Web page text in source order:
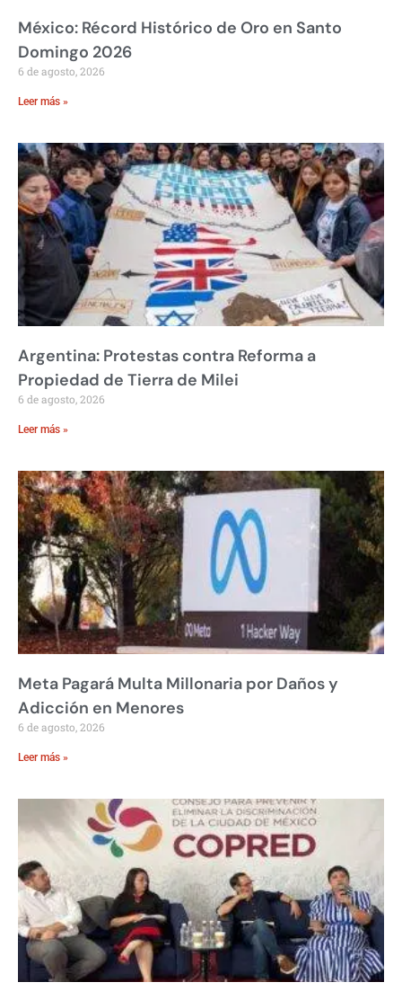
México: Récord Histórico de Oro en Santo
Domingo 2026
6 de agosto, 2026
Leer más »
Argentina: Protestas contra Reforma a
Propiedad de Tierra de Milei
6 de agosto, 2026
Leer más »
Meta Pagará Multa Millonaria por Daños y
Adicción en Menores
6 de agosto, 2026
Leer más »